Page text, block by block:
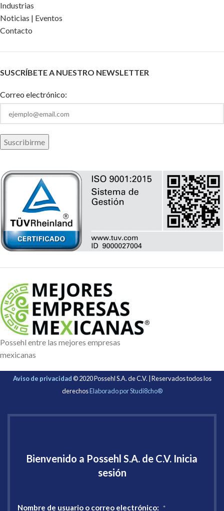
Industrias
Noticias | Eventos
Contacto
SUSCRÍBETE A NUESTRO NEWSLETTER
Correo electrónico:
Possehl entre las mejores empresas
mexicanas
Aviso de privacidad© 2020 Possehl S.A. de C.V. | Reservados todos los
derechosElaborado por Studi8cho®
Bienvenido a Possehl S.A. de C.V. Inicia
sesión
Nombre de usuario o correo electrónico: *